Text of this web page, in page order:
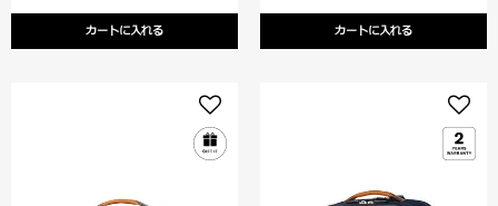
カートに入れる カートに入れる